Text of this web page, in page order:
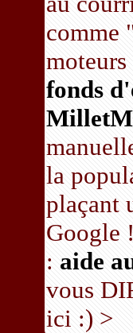
comme
fonds
la
plaçant
Google
: aide
vous
ici :) >